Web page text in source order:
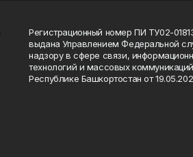
Регистрационный номер ПИ ТУ02-
выдана Управлением Федеральной
надзору в сфере связи,
технологий и массовых
Республике Башкортостан от